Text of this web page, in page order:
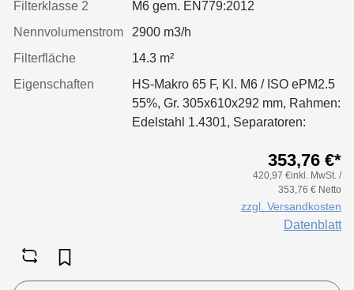
Filterklasse 2
M6 gem. EN779:2012
Nennvolumenstrom
2900 m3/h
Filterfläche
14.3 m²
Eigenschaften
HS-Makro 65 F, Kl. M6 / ISO ePM2.5
55%, Gr. 305x610x292 mm, Rahmen:
Edelstahl 1.4301, Separatoren:
Filter: Applikation für größere
Luftmenge, geringeren Druckverlust
353,76 €*
420,97 €inkl. MwSt. /
353,76 € Netto
zzgl. Versandkosten
Datenblatt